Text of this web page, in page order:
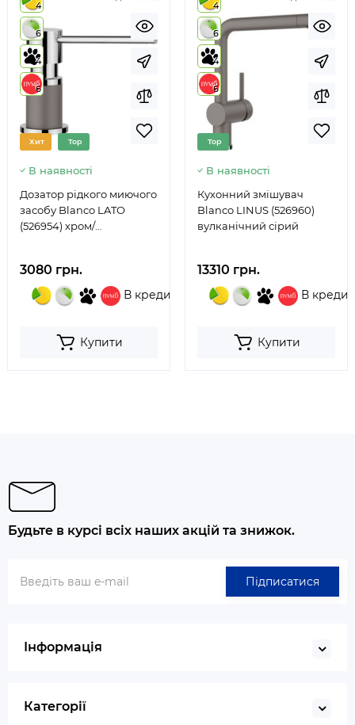
4
6
4
6
Хит Top
В наявності
Дозатор рідкого миючого
засобу Blanco LATO
(526954) хром/
3080 грн.
В кредит
Купити
4
6
4
6
Top
В наявності
Кухонний змішувач
Blanco LINUS (526960)
вулканічний сірий
13310 грн.
В кредит
Купити
Будьте в курсі всіх наших акцій та знижок.
Підписатися
Інформація
Категорії